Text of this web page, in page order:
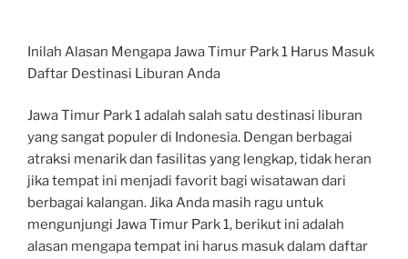
Inilah Alasan Mengapa Jawa Timur Park 1 Harus Masuk
Daftar Destinasi Liburan Anda
Jawa Timur Park 1 adalah salah satu destinasi liburan
yang sangat populer di Indonesia. Dengan berbagai
atraksi menarik dan fasilitas yang lengkap, tidak heran
jika tempat ini menjadi favorit bagi wisatawan dari
berbagai kalangan. Jika Anda masih ragu untuk
mengunjungi Jawa Timur Park 1, berikut ini adalah
alasan mengapa tempat ini harus masuk dalam daftar